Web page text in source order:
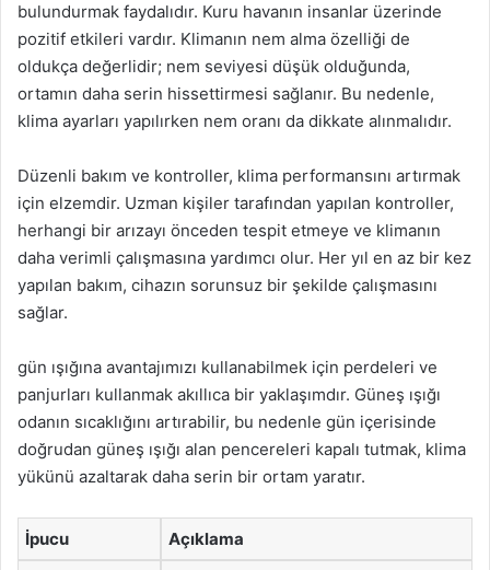
bulundurmak faydalıdır. Kuru havanın insanlar üzerinde
pozitif etkileri vardır. Klimanın nem alma özelliği de
oldukça değerlidir; nem seviyesi düşük olduğunda,
ortamın daha serin hissettirmesi sağlanır. Bu nedenle,
klima ayarları yapılırken nem oranı da dikkate alınmalıdır.
Düzenli bakım ve kontroller, klima performansını artırmak
için elzemdir. Uzman kişiler tarafından yapılan kontroller,
herhangi bir arızayı önceden tespit etmeye ve klimanın
daha verimli çalışmasına yardımcı olur. Her yıl en az bir kez
yapılan bakım, cihazın sorunsuz bir şekilde çalışmasını
sağlar.
gün ışığına avantajımızı kullanabilmek için perdeleri ve
panjurları kullanmak akıllıca bir yaklaşımdır. Güneş ışığı
odanın sıcaklığını artırabilir, bu nedenle gün içerisinde
doğrudan güneş ışığı alan pencereleri kapalı tutmak, klima
yükünü azaltarak daha serin bir ortam yaratır.
İpucu Açıklama